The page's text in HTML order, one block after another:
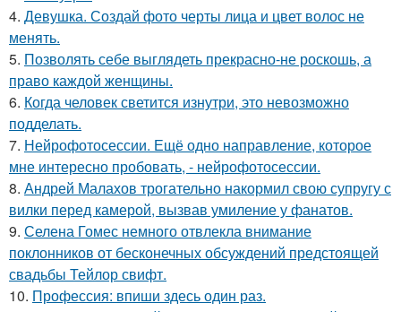
4. Девушка. Создай фото черты лица и цвет волос не
менять.
5. Позволять себе выглядеть прекрасно-не роскошь, а
право каждой женщины.
6. Когда человек светится изнутри, это невозможно
подделать.
7. Нейрофотосессии. Ещё одно направление, которое
мне интересно пробовать, - нейрофотосессии.
8. Андрей Малахов трогательно накормил свою супругу с
вилки перед камерой, вызвав умиление у фанатов.
9. Селена Гомес немного отвлекла внимание
поклонников от бесконечных обсуждений предстоящей
свадьбы Тейлор свифт.
10. Профессия: впиши здесь один раз.